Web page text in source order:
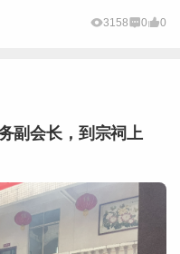
3158 0 0
副会长，到宗祠上